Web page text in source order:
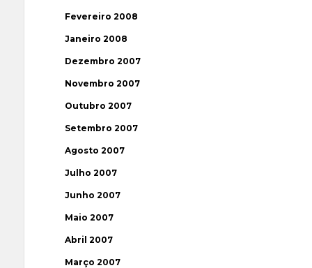
Fevereiro 2008
Janeiro 2008
Dezembro 2007
Novembro 2007
Outubro 2007
Setembro 2007
Agosto 2007
Julho 2007
Junho 2007
Maio 2007
Abril 2007
Março 2007